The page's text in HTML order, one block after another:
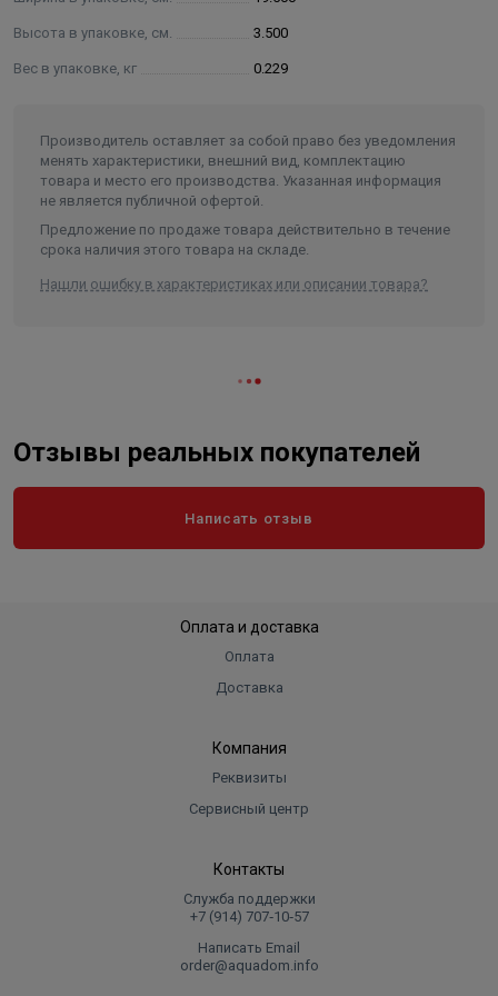
Высота в упаковке, см. 3.500
Вес в упаковке, кг 0.229
Производитель оставляет за собой право без уведомления
менять характеристики, внешний вид, комплектацию
товара и место его производства. Указанная информация
не является публичной офертой.
Предложение по продаже товара действительно в течение
срока наличия этого товара на складе.
Нашли ошибку в характеристиках или описании товара?
Отзывы реальных покупателей
Написать отзыв
Оплата и доставка
Оплата
Доставка
Компания
Реквизиты
Сервисный центр
Контакты
Служба поддержки
+7 (914) 707‑10‑57
Написать Email
order@aquadom.info